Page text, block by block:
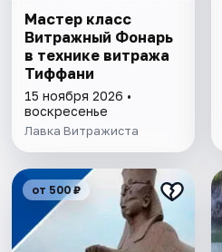
Мастер класс
Витражный Фонарь
в технике витража
Тиффани
15 ноября 2026 •
воскресенье
Лавка Витражиста
от 500 ₽